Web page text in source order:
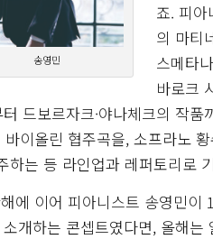
송영민
죠. 피
의 마티
스메타
바로크
드보르자크·야나체크의 작
이올린 협주곡을, 소프라노
하는 등 라인업과 레퍼토리로
에 이어 피아니스트 송영민이
개하는 콘셉트였다면, 올해는